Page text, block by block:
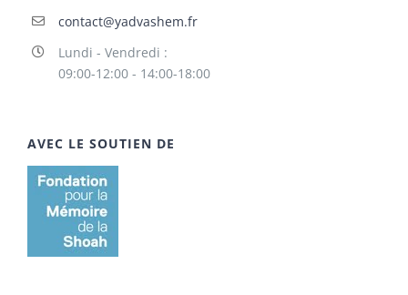
contact@yadvashem.fr
Lundi - Vendredi :
09:00-12:00 - 14:00-18:00
AVEC LE SOUTIEN DE